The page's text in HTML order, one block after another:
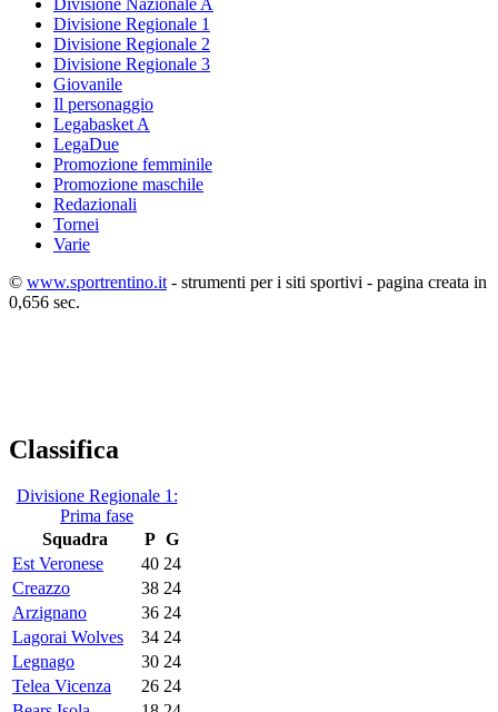
Divisione Regionale 1
Divisione Regionale 2
Divisione Regionale 3
Giovanile
Il personaggio
Legabasket A
LegaDue
Promozione femminile
Promozione maschile
Redazionali
Tornei
Varie
© www.sportrentino.it - strumenti per i siti sportivi - pagina creata in
0,656 sec.
Classifica
Divisione Regionale 1:
Prima fase
Squadra
P G
Est Veronese
40 24
Creazzo
38 24
Arzignano
36 24
Lagorai Wolves
34 24
Legnago
30 24
Telea Vicenza
26 24